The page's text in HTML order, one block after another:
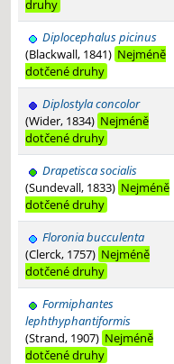
druhy
Diplocephalus picinus
(Blackwall, 1841) Nejméně
dotčené druhy
Diplostyla concolor
(Wider, 1834) Nejméně
dotčené druhy
Drapetisca socialis
(Sundevall, 1833) Nejméně
dotčené druhy
Floronia bucculenta
(Clerck, 1757) Nejméně
dotčené druhy
Formiphantes
lephthyphantiformis
(Strand, 1907) Nejméně
dotčené druhy